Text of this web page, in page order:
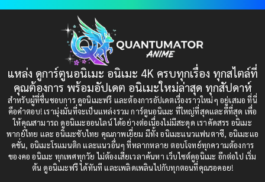
Bondage (ทาส)(1)
(1)
Censored (เซ็นเซอร์)(19)
Comedy (ตลก)(235)
Comedy (ตลก)(85)
Comic Book การ์ตูน(1)
1997
1993
1991
1989
1988
1987
1985
1984
1983
1982
1981
1980
1979
แหล่ง ดูการ์ตูนอนิเมะ อนิเมะ 4K ครบทุกเรื่อง ทุกสไตล์ที่
คุณต้องการ พร้อมอัปเดต อนิเมะใหม่ล่าสุด ทุกสัปดาห์
สำหรับผู้ที่ชื่นชอบการ ดูอนิเมะฟรี และต้องการอัปเดตเรื่องราวใหม่ๆ อยู่เสมอ ที่นี่
คือคำตอบ! เรามุ่งมั่นที่จะเป็นแหล่งรวม การ์ตูนอนิเมะ ที่ใหญ่ที่สุดและดีที่สุด เพื่อ
ให้คุณสามารถ ดูอนิเมะออนไลน์ ได้อย่างต่อเนื่องไม่มีสะดุด เราคัดสรร อนิเมะ
พากย์ไทย และ อนิเมะซับไทย คุณภาพเยี่ยม มีทั้ง อนิเมะแนวแฟนตาซี, อนิเมะแอ
คชั่น, อนิเมะโรแมนติก และแนวอื่นๆ ที่หลากหลาย ตอบโจทย์ทุกความต้องการ
ของคอ อนิเมะ ทุกเพศทุกวัย ไม่ต้องเสียเวลาค้นหา เว็บไซต์ดูอนิเมะ อีกต่อไป เริ่ม
ต้น ดูอนิเมะฟรี ได้ทันที และเพลิดเพลินไปกับทุกตอนที่คุณรอคอย!